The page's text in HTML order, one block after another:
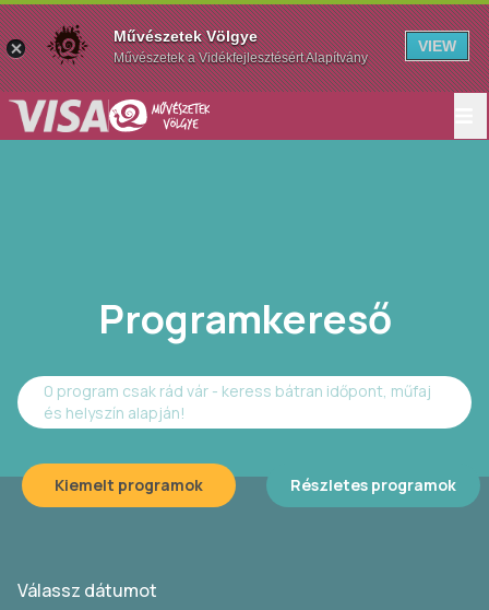
Programkereső
0 program csak rád vár - keress bátran időpont, műfaj
és helyszín alapján!
Kiemelt programok Részletes programok
Válassz dátumot
Művészetek Völgye
Művészetek a Vidékfejlesztésért Alapítvány
VIEW